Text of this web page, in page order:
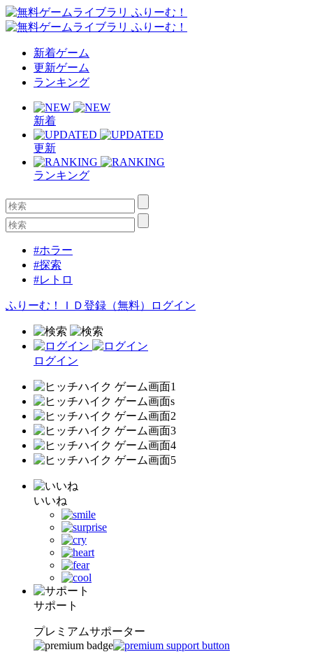
新着ゲーム
更新ゲーム
ランキング
新着
更新
ランキング
#ホラー
#探索
#レトロ
ふりーむ！ＩＤ登録（無料） ログイン
ログイン
いいね
サポート
プレミアムサポーター